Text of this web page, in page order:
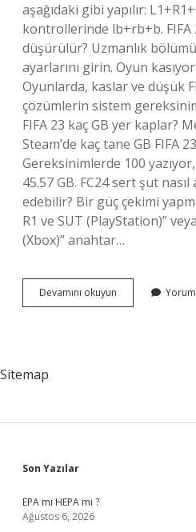
aşağıdaki gibi yapılır:
kontrollerinde lb+rb+b. FIFA
düşürülür? Uzmanlık
ayarlarını girin. Oyun
Oyunlarda, kaslar ve düşük
çözümlerin sistem
FIFA 23 kaç GB yer kaplar?
Steam’de kaç tane GB FIFA
Gereksinimlerde 100
45.57 GB. FC24 sert şut nasıl
edebilir? Bir güç çekimi
R1 ve SUT (PlayStation)”
(Xbox)” anahtar…
Devamını okuyun
23
Sitemap
Sidebar
Son Yazılar
EPA mı HEPA mı ?
Ağustos 6, 2026